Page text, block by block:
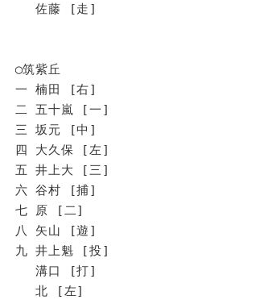
佐藤 [走]
◯筑紫丘
一 楠田 [右]
二 五十嵐 [一]
三 坂元 [中]
四 大久保 [左]
五 井上大 [三]
六 谷村 [捕]
七 原 [二]
八 矢山 [遊]
九 井上魁 [投]
溝口 [打]
北 [左]